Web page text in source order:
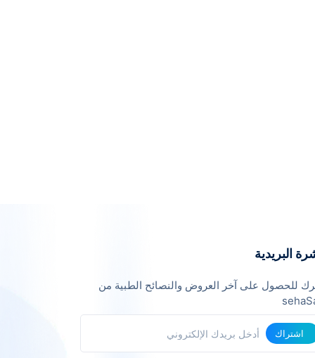
البريدية
للحصول على آخر العروض والنصائح الطبية من
اشتراك